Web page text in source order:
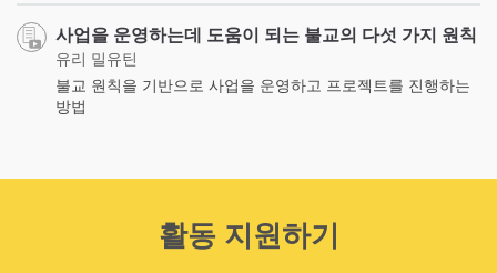
사업을 운영하는데 도움이 되는 불교의 다섯 가지 원칙
유리 밀유틴
불교 원칙을 기반으로 사업을 운영하고 프로젝트를 진행하는
방법
활동 지원하기